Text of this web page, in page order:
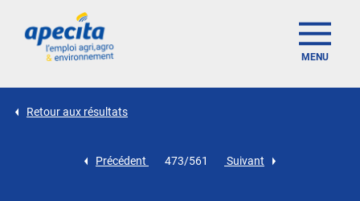
MENU
Retour aux résultats
Précédent 473/561 Suivant